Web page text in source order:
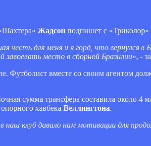
Жадсон подпишет с «Триколор»
для меня и я горд, что вернулся в
место в сборной Бразилии», -
Футболист вместе со своим агентом
сумма трансфера составила около 4
хавбека Веллингтона.
клуб давало нам мотивации для